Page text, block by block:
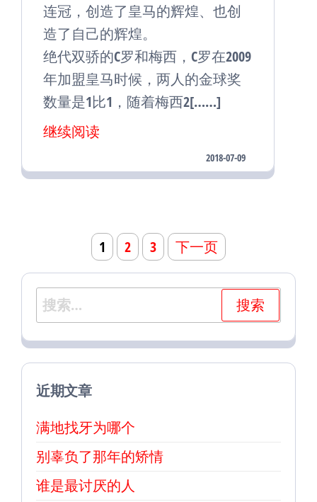
连冠，创造了皇马的辉煌、也创
造了自己的辉煌。
绝代双骄的C罗和梅西，C罗在2009
年加盟皇马时候，两人的金球奖
数量是1比1，随着梅西2[……]
继续阅读
2018-07-09
章
导
航
1 2 3 下一页
搜
索：
近期文章
满地找牙为哪个
别辜负了那年的矫情
谁是最讨厌的人